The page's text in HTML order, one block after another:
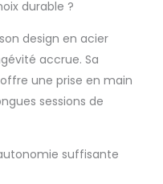
de temps
inoxydable,
chaudière
à
puissance
préréglée,
visuels
durable ?
design en acier
accrue. Sa
une prise en main
sessions de
suffisante